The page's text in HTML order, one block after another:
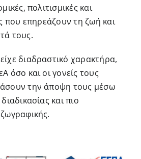
πολιτισμικές και
που επηρεάζουν τη ζωή και
τους.
διαδραστικό χαρακτήρα,
όσο και οι γονείς τους
την άποψη τους μέσω
και πιο